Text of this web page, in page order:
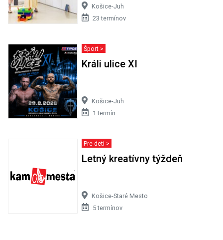
Košice-Juh
23 termínov
Šport >
Králi ulice XI
Košice-Juh
1 termín
Pre deti >
Letný kreatívny týždeň
Košice-Staré Mesto
5 termínov